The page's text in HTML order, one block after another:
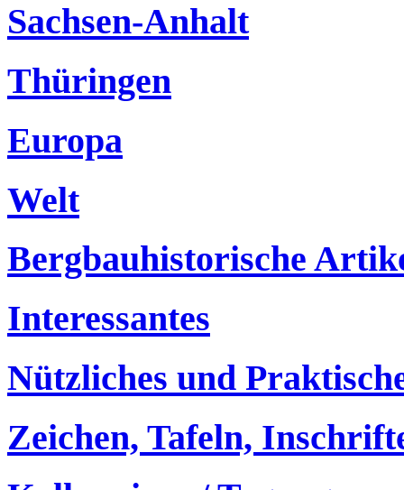
Sachsen-Anhalt
Thüringen
Europa
Welt
Bergbauhistorische
Interessantes
Nützliches und
Zeichen, Tafeln,